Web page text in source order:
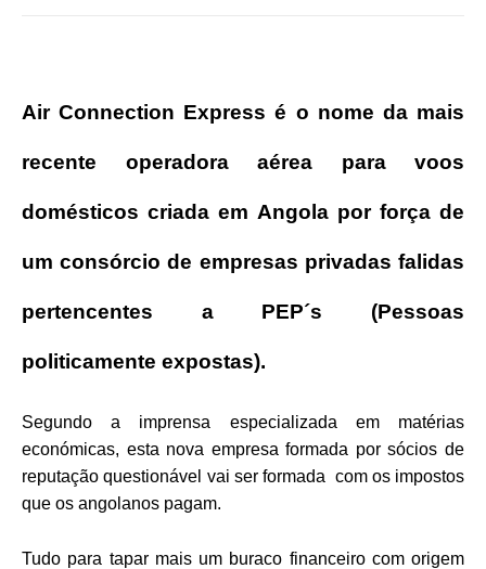
Air Connection Express é o nome da mais
recente operadora aérea para voos
domésticos criada em Angola por força de
um consórcio de empresas privadas falidas
pertencentes a PEP´s (Pessoas
politicamente expostas).
Segundo a imprensa especializada em matérias
económicas, esta nova empresa formada por sócios de
reputação questionável vai ser formada com os impostos
que os angolanos pagam.
Tudo para tapar mais um buraco financeiro com origem